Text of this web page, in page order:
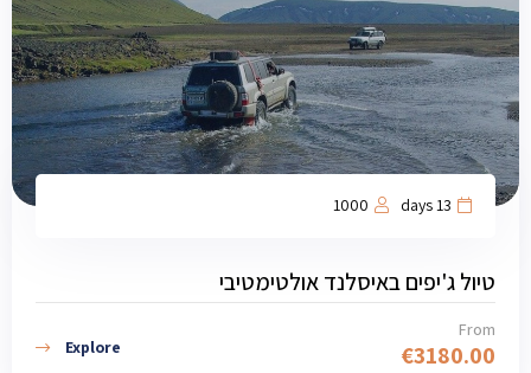
13 days
1000
טיול ג'יפים באיסלנד אולטימטיבי
From
€3180.00
Explore